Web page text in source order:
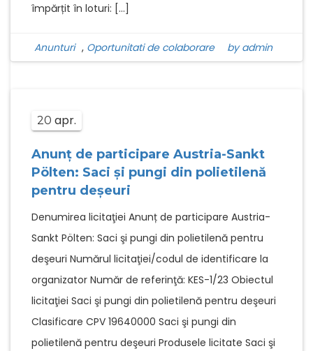
împărțit în loturi: […]
Anunturi , Oportunitati de colaborare by admin
20 apr.
Anunț de participare Austria-Sankt
Pölten: Saci şi pungi din polietilenă
pentru deşeuri
Denumirea licitaţiei Anunț de participare Austria-
Sankt Pölten: Saci şi pungi din polietilenă pentru
deşeuri Numărul licitaţiei/codul de identificare la
organizator Număr de referinţă: KES-1/23 Obiectul
licitaţiei Saci şi pungi din polietilenă pentru deşeuri
Clasificare CPV 19640000 Saci şi pungi din
polietilenă pentru deşeuri Produsele licitate Saci şi